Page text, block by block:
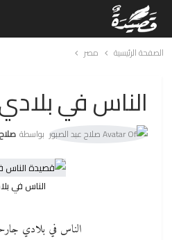
الصفحة الرئيسية مصر
الناس في
بواسطة
الناس في
الناس في بلادي